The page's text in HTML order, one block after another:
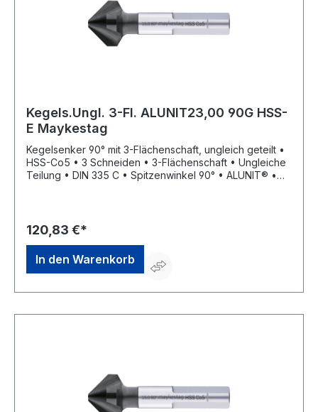
Kegels.Ungl. 3-Fl. ALUNIT23,00 90G HSS-
E Maykestag
Kegelsenker 90° mit 3-Flächenschaft, ungleich geteilt •
HSS-Co5 • 3 Schneiden • 3-Flächenschaft • Ungleiche
Teilung • DIN 335 C • Spitzenwinkel 90° • ALUNIT® •
Bohrungen aller Art • Sehr gute Schneideigenschaften
durch ungleich geteilte Schneiden, dadurch deutlich
geringere Oberflächenrauigkeiten
120,83 €*
In den Warenkorb